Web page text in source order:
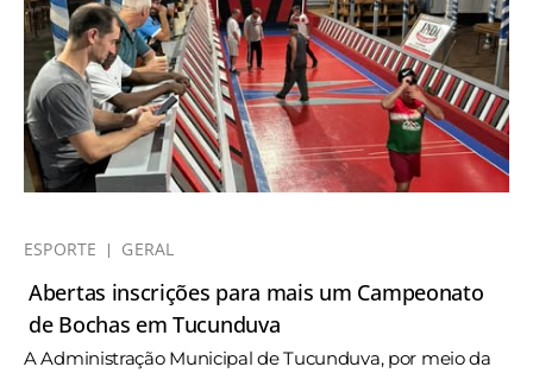
ESPORTE GERAL
Abertas inscrições para mais um Campeonato
de Bochas em Tucunduva
A Administração Municipal de Tucunduva, por meio da